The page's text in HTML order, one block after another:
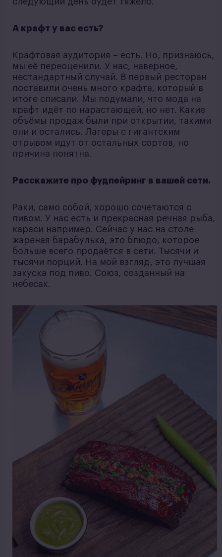
А крафт у вас есть?
Крафтовая аудитория – есть. Но, признаюсь,
мы её переоценили. У нас, наверное,
нестандартный случай. В первый ресторан
поставили очень много крафта, который в
итоге списали. Мы подумали, что мода на
крафт идёт по нарастающей, но нет. Какие
объёмы продаж были при открытии, такими
они и остались. Лагеры с гигантским
отрывом идут от остальных сортов, но
причина понятна.
Расскажите про фудпейринг в вашей сети.
Раки, само собой, хорошо сочетаются с
пивом. У нас есть и прекрасная речная рыба,
караси например. Сейчас у нас на столе
жареная барабулька, это блюдо, которое
больше всего продаётся в сети. Тысячи и
тысячи порций. На мой взгляд, это лучшая
закуска под пиво. Союз, созданный на
небесах.